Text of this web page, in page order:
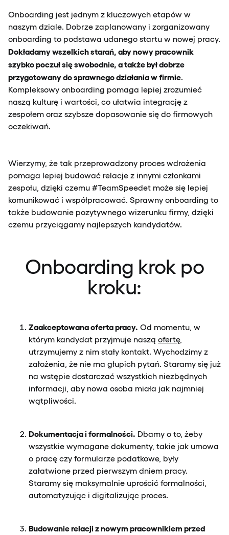
Onboarding jest jednym z kluczowych etapów w
naszym dziale. Dobrze zaplanowany i zorganizowany
onboarding to podstawa udanego startu w nowej pracy.
Dokładamy wszelkich starań, aby nowy pracownik
szybko poczuł się swobodnie, a także był dobrze
przygotowany do sprawnego działania w firmie.
Kompleksowy onboarding pomaga lepiej zrozumieć
naszą kulturę i wartości, co ułatwia integrację z
zespołem oraz szybsze dopasowanie się do firmowych
oczekiwań.
Wierzymy, że tak przeprowadzony proces wdrożenia
pomaga lepiej budować relacje z innymi członkami
zespołu, dzięki czemu #TeamSpeedet może się lepiej
komunikować i współpracować. Sprawny onboarding to
także budowanie pozytywnego wizerunku firmy, dzięki
czemu przyciągamy najlepszych kandydatów.
Onboarding krok po
kroku:
Zaakceptowana oferta pracy. Od momentu, w
którym kandydat przyjmuje naszą ofertę,
utrzymujemy z nim stały kontakt. Wychodzimy z
założenia, że nie ma głupich pytań. Staramy się już
na wstępie dostarczać wszystkich niezbędnych
informacji, aby nowa osoba miała jak najmniej
wątpliwości.
Dokumentacja i formalności. Dbamy o to, żeby
wszystkie wymagane dokumenty, takie jak umowa
o pracę czy formularze podatkowe, były
załatwione przed pierwszym dniem pracy.
Staramy się maksymalnie uprościć formalności,
automatyzując i digitalizując proces.
Budowanie relacji z nowym pracownikiem przed